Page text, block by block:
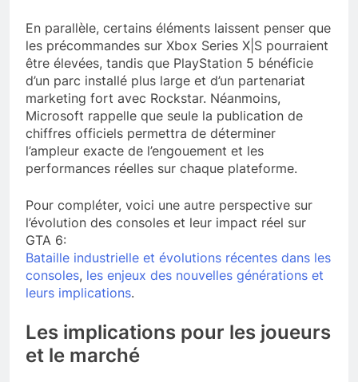
En parallèle, certains éléments laissent penser que
les précommandes sur Xbox Series X|S pourraient
être élevées, tandis que PlayStation 5 bénéficie
d’un parc installé plus large et d’un partenariat
marketing fort avec Rockstar. Néanmoins,
Microsoft rappelle que seule la publication de
chiffres officiels permettra de déterminer
l’ampleur exacte de l’engouement et les
performances réelles sur chaque plateforme.
Pour compléter, voici une autre perspective sur
l’évolution des consoles et leur impact réel sur
GTA 6:
Bataille industrielle et évolutions récentes dans les
consoles, les enjeux des nouvelles générations et
leurs implications.
Les implications pour les joueurs
et le marché